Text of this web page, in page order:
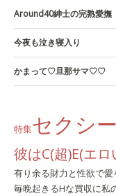
Around40紳士の完熟愛撫
今夜も泣き寝入り
かまって♡旦那サマ♡♡
特集セクシ
彼はC(超)E(エロ
有り余る財力と性欲で愛
毎晩起きるHな買収に